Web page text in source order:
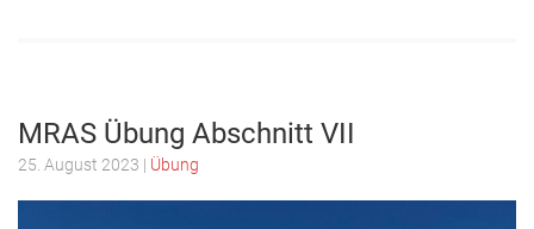
MRAS Übung Abschnitt VII
25. August 2023 | Übung